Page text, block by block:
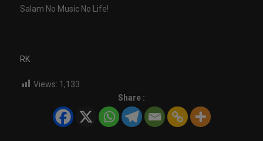
Salam No Music No Life!
RK
Views: 1,133
Share :